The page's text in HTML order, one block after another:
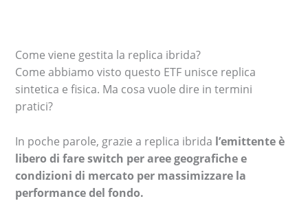
Come viene gestita la replica ibrida?
Come abbiamo visto questo ETF unisce replica
sintetica e fisica. Ma cosa vuole dire in termini
pratici?
In poche parole, grazie a replica ibrida l’emittente è
libero di fare switch per aree geografiche e
condizioni di mercato per massimizzare la
performance del fondo.